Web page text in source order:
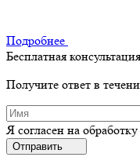
Подробнее
Бесплатная
Получите ответ в
Я согласен на
Отправить